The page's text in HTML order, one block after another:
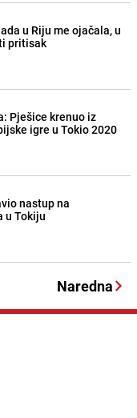
u Riju me ojačala, u
pritisak
Pješice krenuo iz
igre u Tokio 2020
nastup na
u Tokiju
Naredna